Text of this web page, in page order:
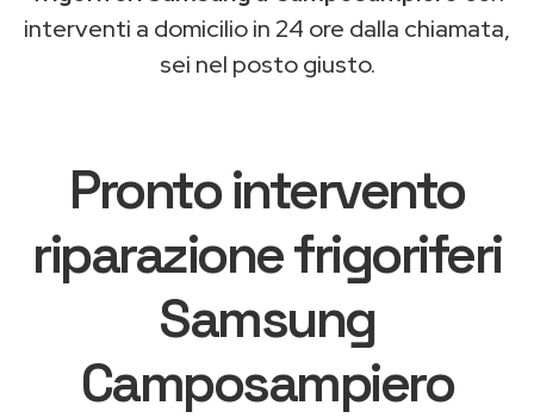
interventi a domicilio in 24 ore dalla chiamata,
sei nel posto giusto.
Pronto intervento
riparazione frigoriferi
Samsung
Camposampiero